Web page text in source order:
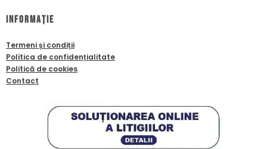
Informație
Termeni și condiții
Politica de confidențialitate
Politică de cookies
Contact